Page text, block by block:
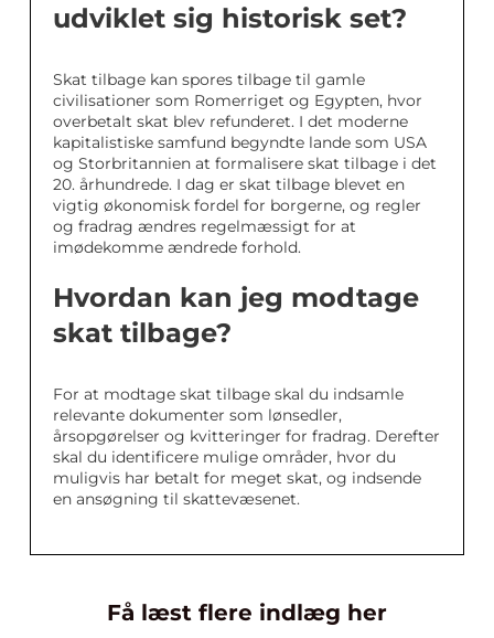
udviklet sig historisk set?
Skat tilbage kan spores tilbage til gamle
civilisationer som Romerriget og Egypten, hvor
overbetalt skat blev refunderet. I det moderne
kapitalistiske samfund begyndte lande som USA
og Storbritannien at formalisere skat tilbage i det
20. århundrede. I dag er skat tilbage blevet en
vigtig økonomisk fordel for borgerne, og regler
og fradrag ændres regelmæssigt for at
imødekomme ændrede forhold.
Hvordan kan jeg modtage
skat tilbage?
For at modtage skat tilbage skal du indsamle
relevante dokumenter som lønsedler,
årsopgørelser og kvitteringer for fradrag. Derefter
skal du identificere mulige områder, hvor du
muligvis har betalt for meget skat, og indsende
en ansøgning til skattevæsenet.
Få læst flere indlæg her